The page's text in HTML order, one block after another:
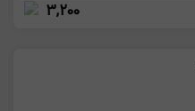
3,200